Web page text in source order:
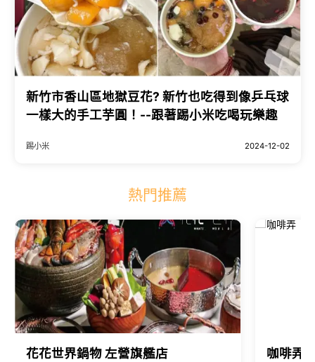
新竹市香山區地獄豆花? 新竹也吃得到像乒乓球
一樣大的手工芋圓！--跟著踢小米吃喝玩樂趣
踢小米 2024-12-02
熱門推薦
花花世界鍋物 左營旗艦店 咖啡弄